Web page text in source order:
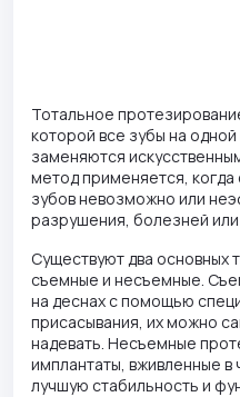
Тотальное
которой все зубы на
заменяются
метод применяется,
зубов невозможно или
разрушения, болезней или
Существуют два основных
съемные и несъемные.
на деснах с помощью
присасывания, их можно
надевать. Несъемные
имплантаты, вживленные
лучшую стабильность и